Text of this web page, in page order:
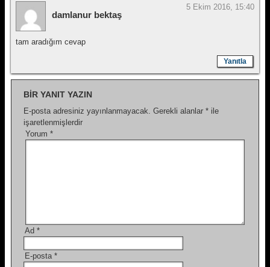
damlanur bektaş
5 Ekim 2016, 15:40
tam aradığım cevap
Yanıtla
BIR YANIT YAZIN
E-posta adresiniz yayınlanmayacak. Gerekli alanlar * ile
işaretlenmişlerdir
Yorum *
Ad *
E-posta *